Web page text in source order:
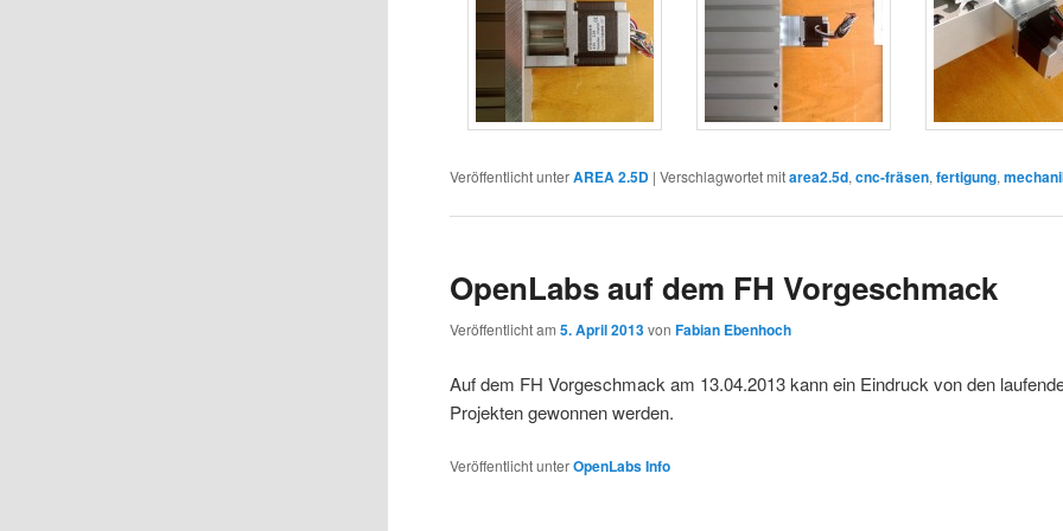
Veröffentlicht unter AREA 2.5D |Verschlagwortet mit area2.5d,cnc-fräsen,fertigung,
OpenLabs auf dem FH Vorgeschmack
Veröffentlicht am5. April 2013 vonFabian Ebenhoch
Auf dem FH Vorgeschmack am 13.04.2013 kann ein Eindruck von den
Projekten gewonnen werden.
Veröffentlicht unter OpenLabs Info